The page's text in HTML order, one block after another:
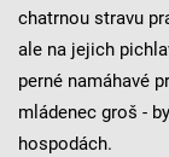
chatrnou stravu
ale na jejich
perné namáhavé
mládenec groš -
hospodách.